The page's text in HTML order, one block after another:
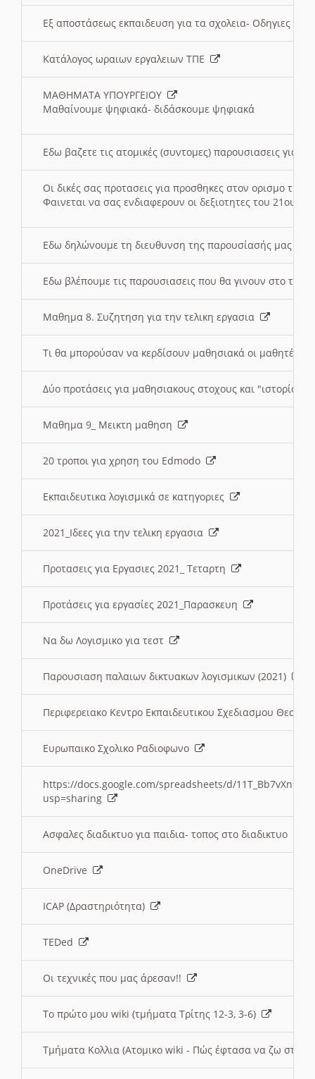
Εξ αποστάσεως εκπαιδευση για τα σχολεια- Οδηγιες
Κατάλογος ωραιων εργαλειων ΤΠΕ
ΜΑΘΗΜΑΤΑ ΥΠΟΥΡΓΕΙΟΥ
Μαθαίνουμε ψηφιακά- διδάσκουμε ψηφιακά
Εδω βαζετε τις ατομικές (συντομες) παρουσιασεις για
Οι δικές σας προτασεις για προσθηκες στον ορισμο
Φαινεται να σας ενδιαφερουν οι δεξιοτητες του 21ου
Εδω δηλώνουμε τη διευθυνση της παρουσίασής μας
Εδω βλέπουμε τις παρουσιασεις που θα γινουν στο
Μαθημα 8. Συζητηση για την τελικη εργασια
Τι θα μπορούσαν να κερδίσουν μαθησιακά οι μαθητές/
Δύο προτάσεις για μαθησιακους στοχους και "ιστορία"
Μαθημα 9_ Μεικτη μαθηση
20 τροποι για χρηση του Edmodo
Εκπαιδευτικα λογισμικά σε κατηγοριες
2021_Ιδεες για την τελικη εργασια
Προτασεις για Εργασιες 2021_ Τεταρτη
Προτάσεις για εργασίες 2021_Παρασκευη
Να δω Λογισμικο για τεστ
Παρουσιαση παλαιων δικτυακων λογισμικων (2021)
Περιφερειακο Κεντρο Εκπαιδευτικου Σχεδιασμου
Ευρωπαικο Σχολικο Ραδιοφωνο
https://docs.google.com/spreadsheets/d/
usp=sharing
Ασφαλες διαδικτυο για παιδια- τοπος στο διαδικτυο
OneDrive
ICAP (Δραστηριότητα)
TEDed
Οι τεχνικές που μας άρεσαν!!
Το πρώτο μου wiki (τμήματα Τρίτης 12-3, 3-6)
Τμήματα Κολλια (Ατομικο wiki - Πώς έφτασα να ζω στην